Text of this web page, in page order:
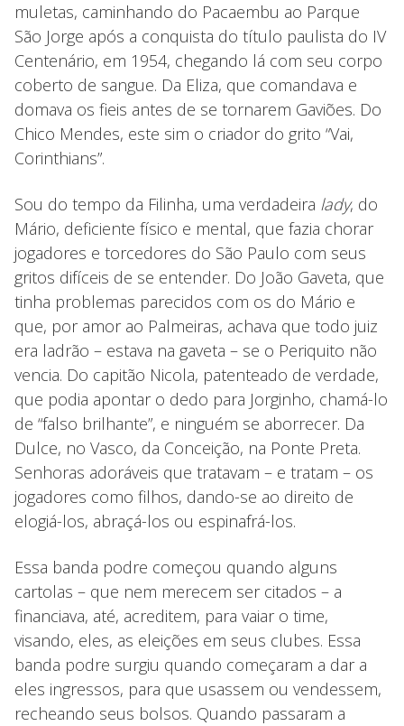
muletas, caminhando do Pacaembu ao Parque
São Jorge após a conquista do título paulista do IV
Centenário, em 1954, chegando lá com seu corpo
coberto de sangue. Da Eliza, que comandava e
domava os fieis antes de se tornarem Gaviões. Do
Chico Mendes, este sim o criador do grito “Vai,
Corinthians”.
Sou do tempo da Filinha, uma verdadeira lady, do
Mário, deficiente físico e mental, que fazia chorar
jogadores e torcedores do São Paulo com seus
gritos difíceis de se entender. Do João Gaveta, que
tinha problemas parecidos com os do Mário e
que, por amor ao Palmeiras, achava que todo juiz
era ladrão – estava na gaveta – se o Periquito não
vencia. Do capitão Nicola, patenteado de verdade,
que podia apontar o dedo para Jorginho, chamá-lo
de “falso brilhante”, e ninguém se aborrecer. Da
Dulce, no Vasco, da Conceição, na Ponte Preta.
Senhoras adoráveis que tratavam – e tratam – os
jogadores como filhos, dando-se ao direito de
elogiá-los, abraçá-los ou espinafrá-los.
Essa banda podre começou quando alguns
cartolas – que nem merecem ser citados – a
financiava, até, acreditem, para vaiar o time,
visando, eles, as eleições em seus clubes. Essa
banda podre surgiu quando começaram a dar a
eles ingressos, para que usassem ou vendessem,
recheando seus bolsos. Quando passaram a